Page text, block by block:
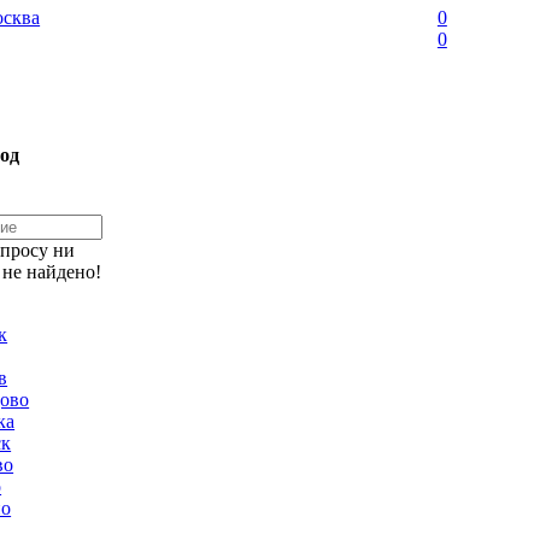
0
0
ни
найдено!